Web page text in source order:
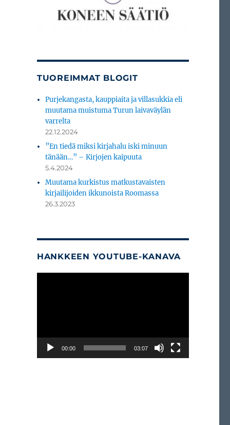
TUOREIMMAT BLOGIT
Purjekangasta, kauppiaita ja villasukkia eli
muutama muistuma Turun laivaväylän
varrelta
22.12.2024
”En tiedä miksi kirjahalu iski minuun
tänään…” – Kirjojen kaipuuta
5.4.2024
Muutama kurkistus matkustavaisten
kirjailijoiden ikkunoista Roomassa
26.3.2023
HANKKEEN YOUTUBE-KANAVA
00:00 03:07